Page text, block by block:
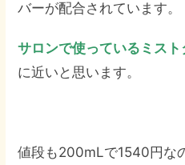
バーが配合されています。
サロンで使っているミス
に近いと思います。
値段も200mLで1540円な